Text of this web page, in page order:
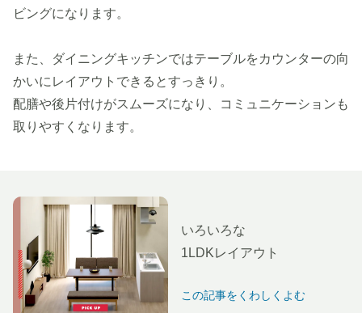
ビングになります。
また、ダイニングキッチンではテーブルをカウンターの向
かいにレイアウトできるとすっきり。
配膳や後片付けがスムーズになり、コミュニケーションも
取りやすくなります。
いろいろな
1LDKレイアウト
この記事をくわしくよむ